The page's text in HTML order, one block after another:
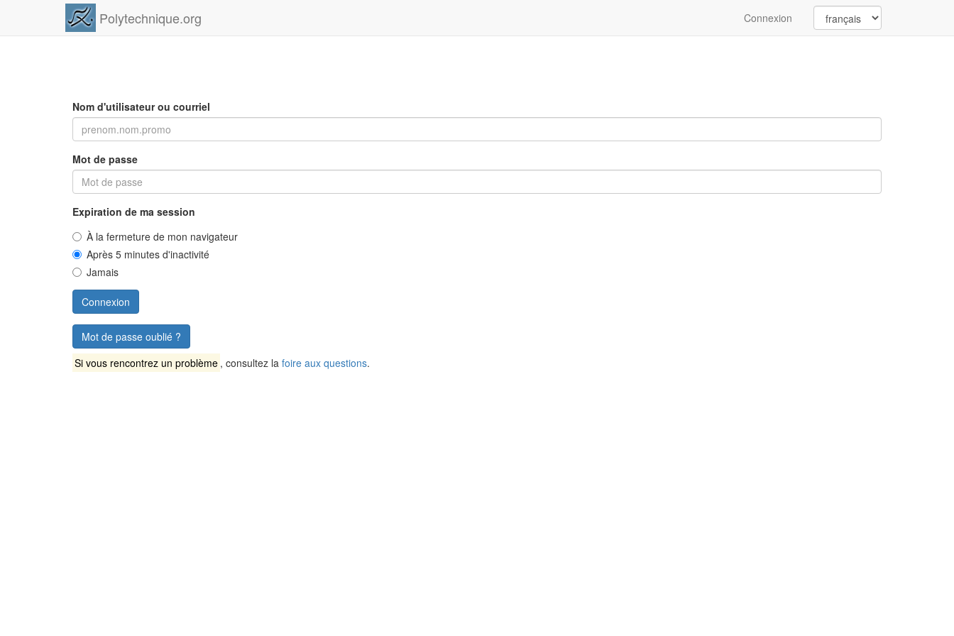
Polytechnique.org Connexion
Nom d'utilisateur ou courriel
Mot de passe
Expiration de ma session
À la fermeture de mon navigateur
Après 5 minutes d'inactivité
Jamais
Mot de passe oublié ?
Si vous rencontrez un problème , consultez la foire aux questions.